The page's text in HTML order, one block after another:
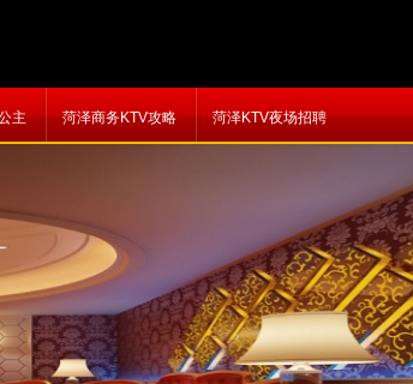
主 菏泽商务KTV攻略 菏泽KTV夜场招聘